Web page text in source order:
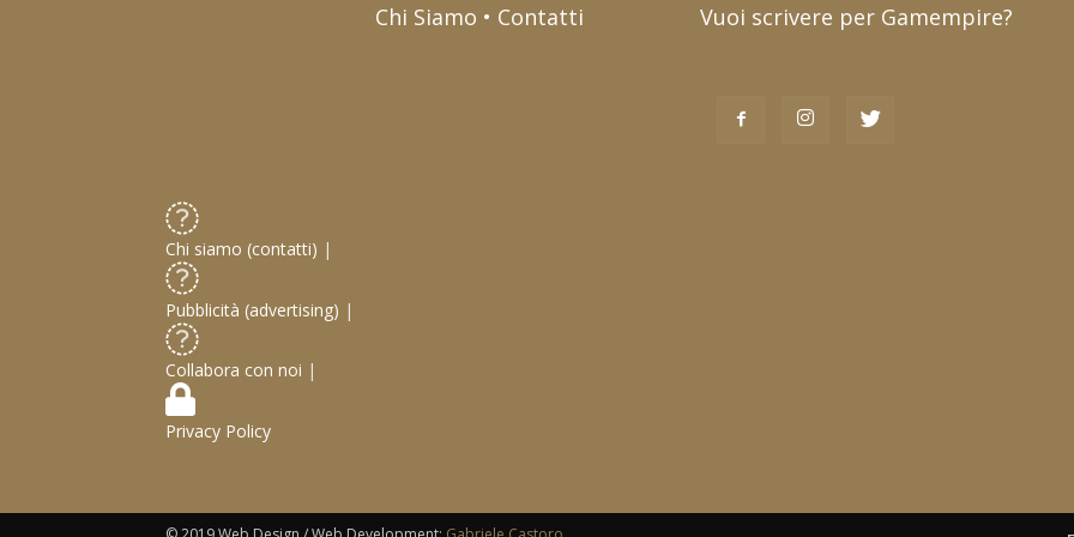
Chi Siamo • Contatti Vuoi scrivere per Gamempire?
Chi siamo (contatti) |
Pubblicità (advertising) |
Collabora con noi |
Privacy Policy